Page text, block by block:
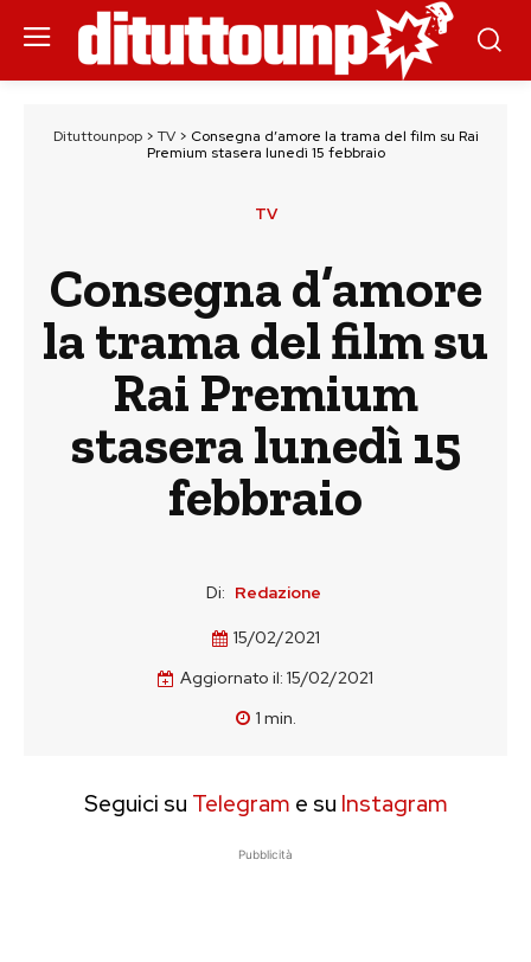
Dituttounpop> TV> Consegna d’amore la trama del film su Rai
Premium stasera lunedì 15 febbraio
TV
Consegna d’amore
la trama del film su
Rai Premium
stasera lunedì 15
febbraio
Di: Redazione
15/02/2021
Aggiornato il: 15/02/2021
1 min.
Seguici su Telegram e su Instagram
Pubblicità